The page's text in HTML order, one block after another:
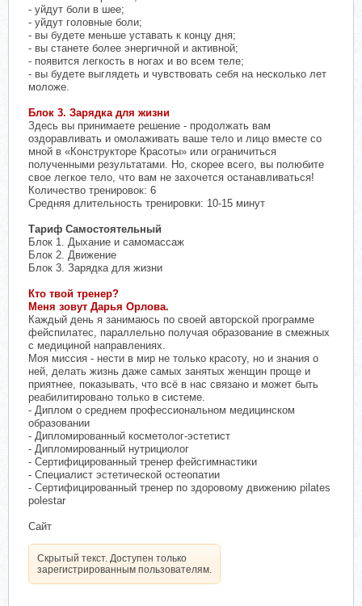
- уйдут боли в шее;
- уйдут головные боли;
- вы будете меньше уставать к концу дня;
- вы станете более энергичной и активной;
- появится легкость в ногах и во всем теле;
- вы будете выглядеть и чувствовать себя на несколько лет
моложе.
Блок 3. Зарядка для жизни
Здесь вы принимаете решение - продолжать вам
оздоравливать и омолаживать ваше тело и лицо вместе со
мной в «Конструкторе Красоты» или ограничиться
полученными результатами. Но, скорее всего, вы полюбите
свое легкое тело, что вам не захочется останавливаться!
Количество тренировок: 6
Средняя длительность тренировки: 10-15 минут
Тариф Самостоятельный
Блок 1. Дыхание и самомассаж
Блок 2. Движение
Блок 3. Зарядка для жизни
Кто твой тренер?
Меня зовут Дарья Орлова.
Каждый день я занимаюсь по своей авторской программе
фейспилатес, параллельно получая образование в смежных
с медициной направлениях.
Моя миссия - нести в мир не только красоту, но и знания о
ней, делать жизнь даже самых занятых женщин проще и
приятнее, показывать, что всё в нас связано и может быть
реабилитировано только в системе.
- Диплом о среднем профессиональном медицинском
образовании
- Дипломированный косметолог-эстетист
- Дипломированный нутрициолог
- Сертифицированный тренер фейсгимнастики
- Специалист эстетической остеопатии
- Сертифицированный тренер по здоровому движению pilates
polestar
Сайт
Скрытый текст. Доступен только
зарегистрированным пользователям.